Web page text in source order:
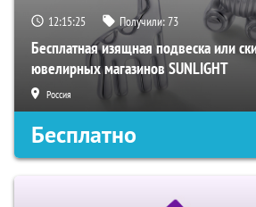
12:15:24 Получили:73
Бесплатная изящная подвеска или
ювелирных магазинов SUNLIGHT
Россия
Бесплатно